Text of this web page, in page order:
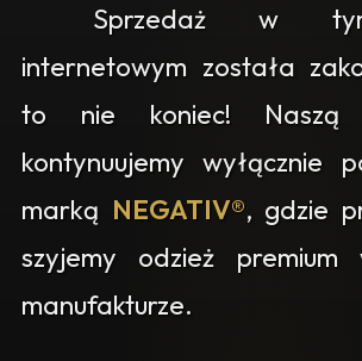
Sprzedaż w
internetowym została
to nie koniec! Naszą
kontynuujemy wyłącznie
marką NEGATIV®, gdzie
szyjemy odzież premium
manufakturze.